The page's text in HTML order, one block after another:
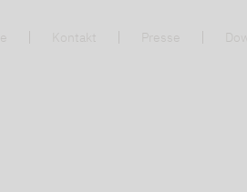
Kontakt Presse